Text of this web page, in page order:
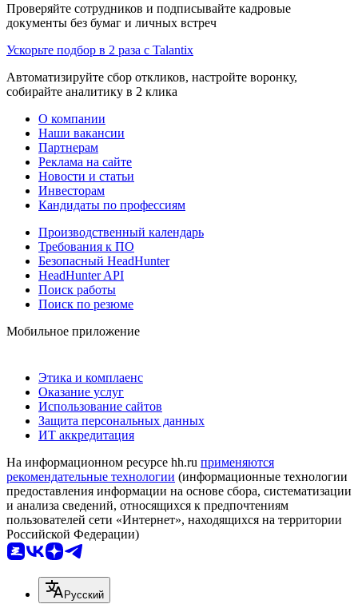
Проверяйте сотрудников и подписывайте кадровые
документы без бумаг и личных встреч
Ускорьте подбор в 2 раза с Talantix
Автоматизируйте сбор откликов, настройте воронку,
собирайте аналитику в 2 клика
О компании
Наши вакансии
Партнерам
Реклама на сайте
Новости и статьи
Инвесторам
Кандидаты по профессиям
Производственный календарь
Требования к ПО
Безопасный HeadHunter
HeadHunter API
Поиск работы
Поиск по резюме
Мобильное приложение
Этика и комплаенс
Оказание услуг
Использование сайтов
Защита персональных данных
ИТ аккредитация
На информационном ресурсе hh.ru применяются
рекомендательные технологии (информационные технологии
предоставления информации на основе сбора, систематизации
и анализа сведений, относящихся к предпочтениям
пользователей сети «Интернет», находящихся на территории
Российской Федерации)
Русский